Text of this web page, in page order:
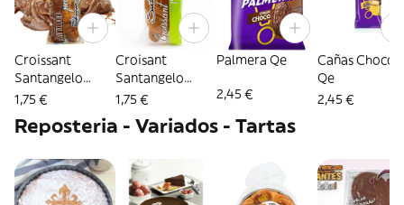
Croissant
Santangelo
Relleno
1,75 €
Croisant
Santangelo
Relleno de
1,75 €
Palmera Qe
2,45 €
Cañas
Qe
2,45 €
Reposteria - Variados - Tartas